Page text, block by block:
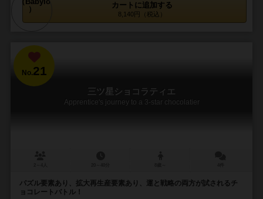
カートに追加する
8,140円（税込）
No.21
三ツ星ショコラティエ
Apprentice's journey to a 3-star chocolatier
パズル要素あり、拡大再生産要素あり、運と戦略の両方が試されるチ
ョコレートバトル！